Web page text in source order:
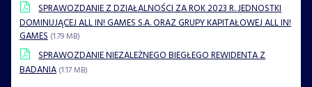
SPRAWOZDANIE Z DZIAŁALNOŚCI ZA ROK 2023 R. JEDNOSTKI
DOMINUJĄCEJ ALL IN! GAMES S.A. ORAZ GRUPY KAPITAŁOWEJ ALL IN!
GAMES (1.79 MB)
SPRAWOZDANIE NIEZALEŻNEGO BIEGŁEGO REWIDENTA Z
BADANIA (1.17 MB)